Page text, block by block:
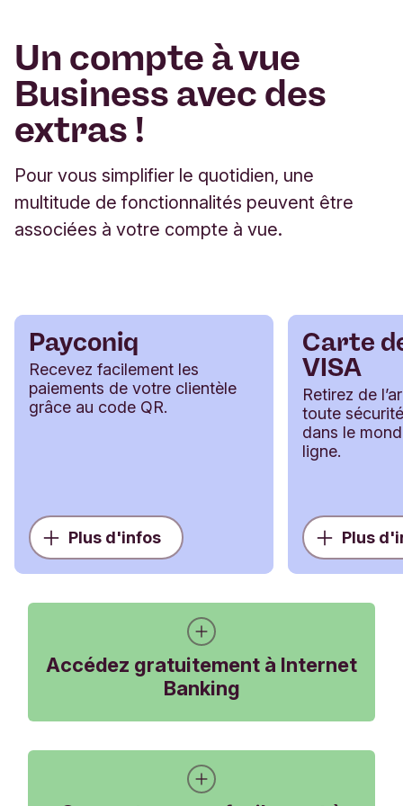
Un compte à vue
Business avec des
extras !
Pour vous simplifier le quotidien, une
multitude de fonctionnalités peuvent être
associées à votre compte à vue.
Payconiq
Recevez facilement les
paiements de votre clientèle
grâce au code QR.
Plus d'infos
Carte
VISA
Retirez de
toute
dans le
ligne.
Plus
Accédez gratuitement à Internet
Banking
Principales fonctionnalités d'Internet